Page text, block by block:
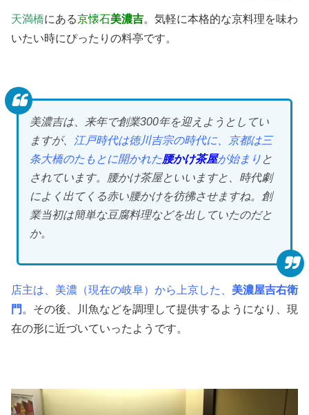
天満橋にある京懐石美濃吉。気軽に本格的な京料理を味わ
いたい時にぴったりの料亭です。
美濃吉は、来年で創業300年を迎えようとしてい
ますが、
江戸時代は徳川吉宗の時代に、京都は三
条大橋のたもとに開かれた腰かけ茶屋が始まり と
されています。腰かけ茶屋といいますと、時代劇
によく出てくる赤い腰かけを彷彿させますね。創
業当初は簡単な豆腐料理などを出していたのだと
か。
店主は、美濃（現在の岐阜）から上京した、 美濃屋吉右衛
門 。その後、川魚などを調理して提供するようになり、現
在の形に近づいていったようです。